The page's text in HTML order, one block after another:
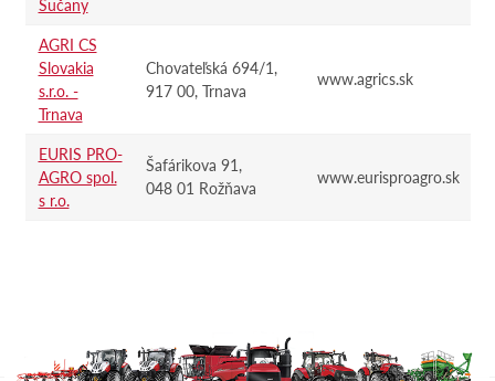
AGRI CS
Slovakia
s.r.o. -
Trnava
Chovateľská 694/1,
917 00, Trnava
www.agrics.sk
EURIS PRO-
AGRO spol.
s r.o.
Šafárikova 91,
048 01 Rožňava
www.eurisproagro.sk